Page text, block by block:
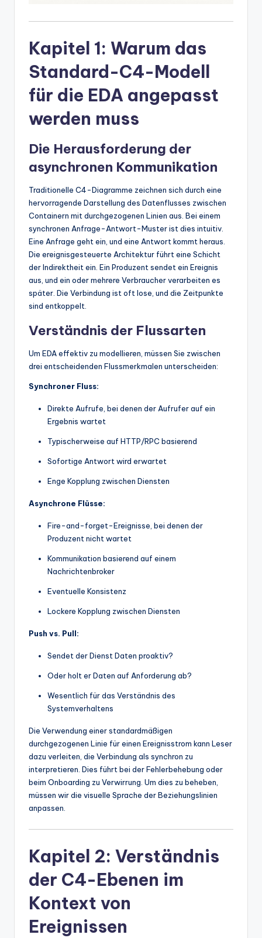
Kapitel 1: Warum das
Standard-C4-Modell
für die EDA angepasst
werden muss
Die Herausforderung der
asynchronen Kommunikation
Traditionelle C4-Diagramme zeichnen sich durch eine
hervorragende Darstellung des Datenflusses zwischen
Containern mit durchgezogenen Linien aus. Bei einem
synchronen Anfrage-Antwort-Muster ist dies intuitiv.
Eine Anfrage geht ein, und eine Antwort kommt heraus.
Die ereignisgesteuerte Architektur führt eine Schicht
der Indirektheit ein. Ein Produzent sendet ein Ereignis
aus, und ein oder mehrere Verbraucher verarbeiten es
später. Die Verbindung ist oft lose, und die Zeitpunkte
sind entkoppelt.
Verständnis der Flussarten
Um EDA effektiv zu modellieren, müssen Sie zwischen
drei entscheidenden Flussmerkmalen unterscheiden:
Synchroner Fluss:
Direkte Aufrufe, bei denen der Aufrufer auf ein
Ergebnis wartet
Typischerweise auf HTTP/RPC basierend
Sofortige Antwort wird erwartet
Enge Kopplung zwischen Diensten
Asynchrone Flüsse:
Fire-and-forget-Ereignisse, bei denen der
Produzent nicht wartet
Kommunikation basierend auf einem
Nachrichtenbroker
Eventuelle Konsistenz
Lockere Kopplung zwischen Diensten
Push vs. Pull:
Sendet der Dienst Daten proaktiv?
Oder holt er Daten auf Anforderung ab?
Wesentlich für das Verständnis des
Systemverhaltens
Die Verwendung einer standardmäßigen
durchgezogenen Linie für einen Ereignisstrom kann Leser
dazu verleiten, die Verbindung als synchron zu
interpretieren. Dies führt bei der Fehlerbehebung oder
beim Onboarding zu Verwirrung. Um dies zu beheben,
müssen wir die visuelle Sprache der Beziehungslinien
anpassen.
Kapitel 2: Verständnis
der C4-Ebenen im
Kontext von
Ereignissen